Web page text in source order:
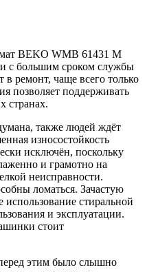
BEKO WMB 61431 M
и с большим сроком службы
в ремонт, чаще всего только
позволяет поддерживать
странах.
также людей ждёт
износостойкость
исключён, поскольку
и грамотно на
неисправности.
ломаться. Зачастую
использование стиральной
и эксплуатации.
стоит
этим было слышно